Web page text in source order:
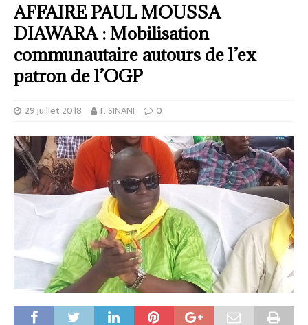
AFFAIRE PAUL MOUSSA
DIAWARA : Mobilisation
communautaire autours de l’ex
patron de l’OGP
29 juillet 2018 F. SINANI 0